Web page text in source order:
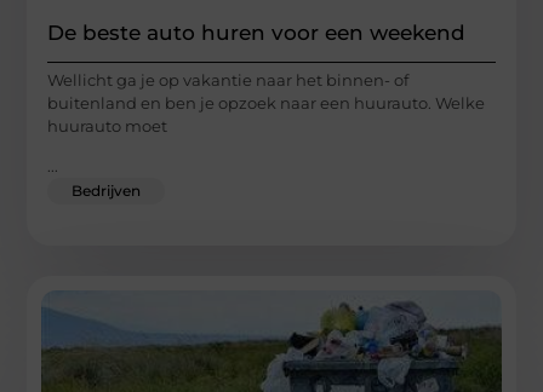
De beste auto huren voor een weekend
Wellicht ga je op vakantie naar het binnen- of
buitenland en ben je opzoek naar een huurauto. Welke
huurauto moet
...
Bedrijven